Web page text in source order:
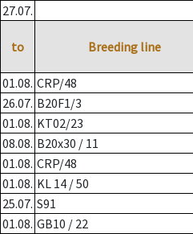
27.07.
to Breeding line
01.08. CRP/48
26.07. B20F1/3
01.08. KT02/23
08.08. B20x30 / 11
01.08. CRP/48
01.08. KL 14 / 50
25.07. S91
01.08. GB10 / 22